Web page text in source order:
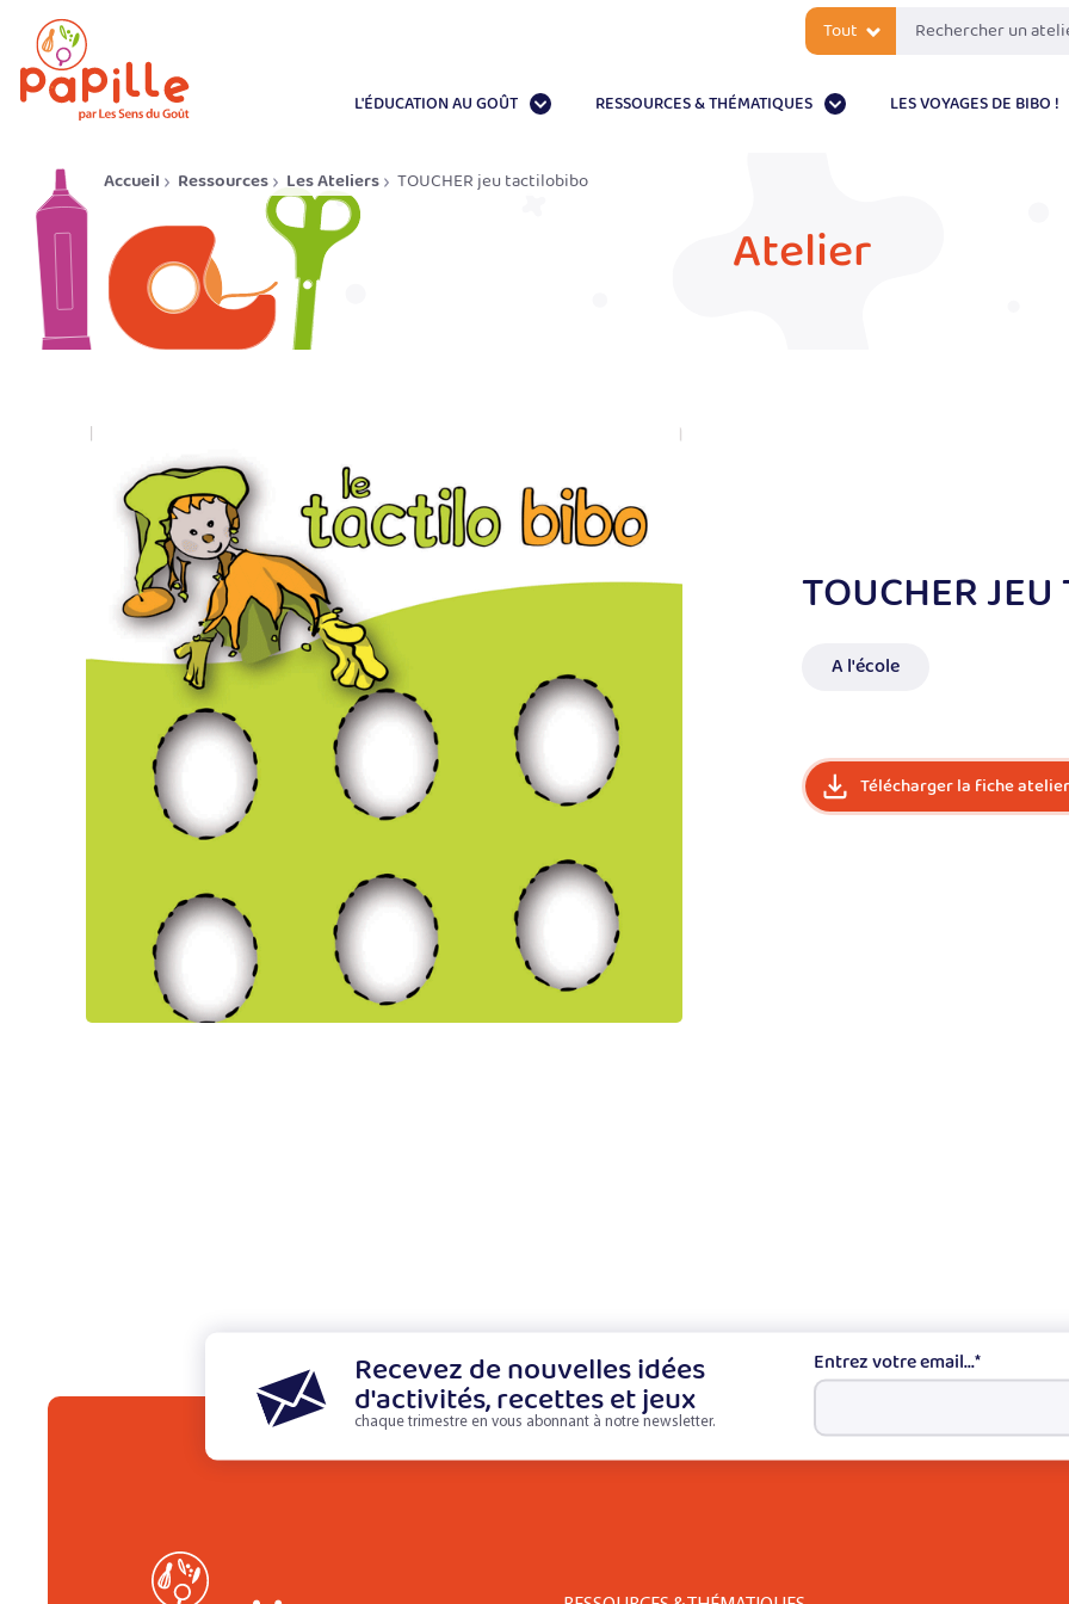
Tout
L'ÉDUCATION AU GOÛT RESSOURCES & THÉMATIQUES LES VOYAGES DE BIBO !
Atelier
Accueil Ressources Les Ateliers TOUCHER jeu tactilobibo
TOUCHER
A l'école
Télécharger la fiche atelier
Recevez de nouvelles idées
d'activités, recettes et jeux
chaque trimestre en vous abonnant à notre newsletter.
Entrez votre email...*